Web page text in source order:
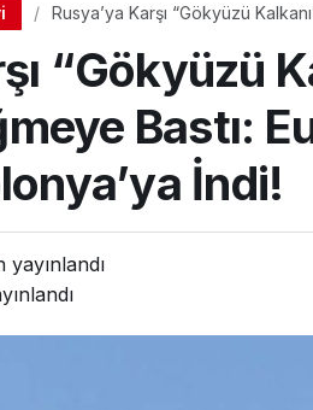
Rusya’ya Karşı “Gökyüzü
“Gökyüzü
Bastı:
İndi!
yayınlandı